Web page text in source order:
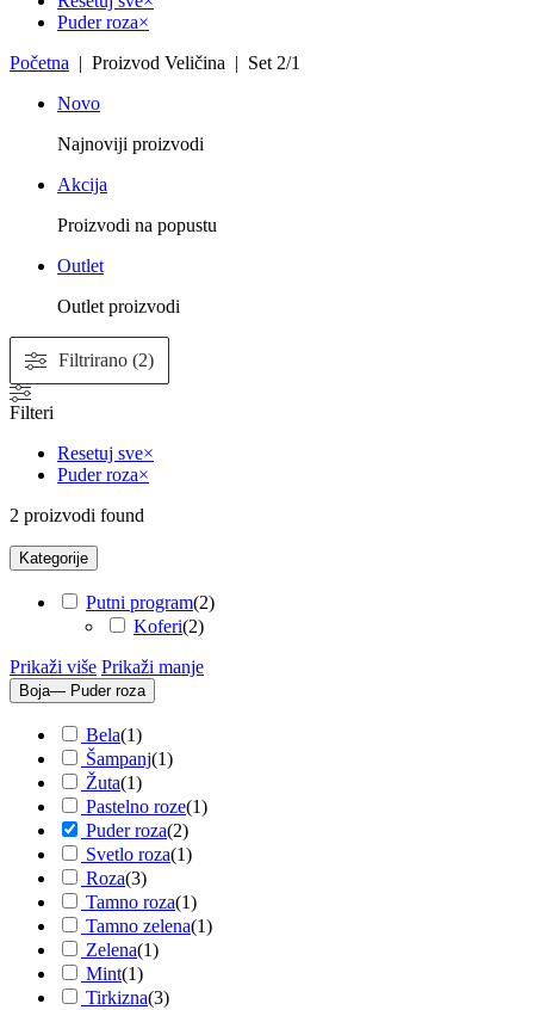
Puder roza×
Početna | Proizvod Veličina | Set 2/1
Novo
Najnoviji proizvodi
Akcija
Proizvodi na popustu
Outlet
Outlet proizvodi
Filtrirano (2)
Filteri
Resetuj sve×
Puder roza×
2 proizvodi found
Kategorije
Putni program(2)
Koferi(2)
Prikaži više Prikaži manje
Boja— Puder roza
Bela(1)
Šampanj(1)
Žuta(1)
Pastelno roze(1)
Puder roza(2)
Svetlo roza(1)
Roza(3)
Tamno roza(1)
Tamno zelena(1)
Zelena(1)
Mint(1)
Tirkizna(3)